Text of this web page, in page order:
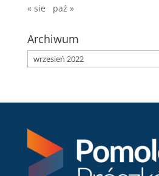
« sie
paź »
Archiwum
Archiwum